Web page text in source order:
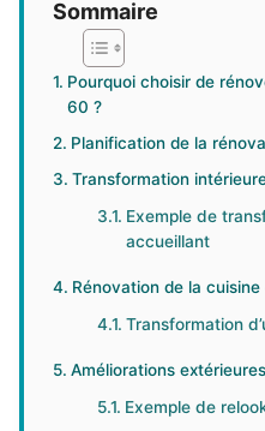
Sommaire
Pourquoi choisir de
60 ?
Planification de la
Transformation
Exemple de
accueillant
Rénovation de la
Transformation
Améliorations
Exemple de